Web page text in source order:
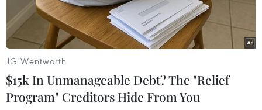
cầu ý dân về việc nàysẽ được tiến hành.
Động thái trên diễn ra sau khi Quốc hội Latvia
ngày 26/5 bác bỏ yêu cầucủa cơ quan chống
riêng và tiến hànhkiểm kê tài sản của một nghị
sỹ có nhiều ảnh hưởng, người đồng thời là một
JG Wentworth
$15k In Unmanageable Debt? The "Relief
Program" Creditors Hide From You